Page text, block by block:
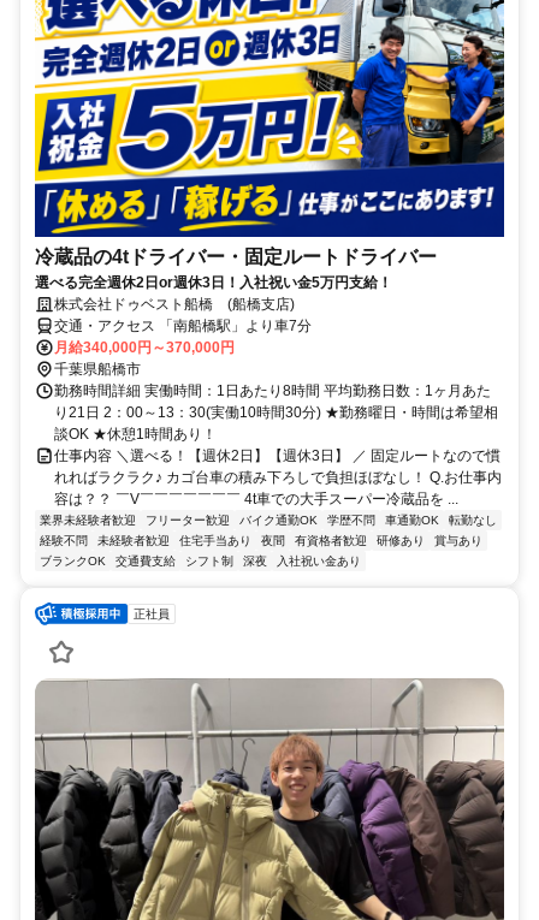
冷蔵品の4tドライバー・固定ルートドライバー
選べる完全週休2日or週休3日！入社祝い金5万円支給！
株式会社ドゥベスト船橋 (船橋支店)
交通・アクセス 「南船橋駅」より車7分
月給340,000円～370,000円
千葉県船橋市
勤務時間詳細 実働時間：1日あたり8時間 平均勤務日数：1ヶ月あた
り21日 2：00～13：30(実働10時間30分) ★勤務曜日・時間は希望相
談OK ★休憩1時間あり！
仕事内容 ＼選べる！【週休2日】【週休3日】 ／ 固定ルートなので慣
れればラクラク♪ カゴ台車の積み下ろしで負担ほぼなし！ Q.お仕事内
容は？？ ￣V￣￣￣￣￣￣￣ 4t車での大手スーパー冷蔵品を ...
業界未経験者歓迎 フリーター歓迎 バイク通勤OK 学歴不問 車通勤OK
転勤なし
経験不問
未経験者歓迎 住宅手当あり 夜間 有資格者歓迎 研修あり
賞与あり
ブランクOK
交通費支給 シフト制 深夜 入社祝い金あり
正社員